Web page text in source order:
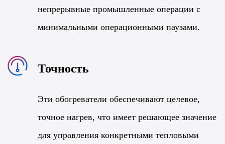
непрерывные промышленные операции с
минимальными операционными паузами.
Точность
Эти обогреватели обеспечивают целевое,
точное нагрев, что имеет решающее значение
для управления конкретными тепловыми